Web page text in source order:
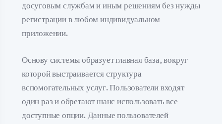
досуговым службам и иным решениям без нужды
регистрации в любом индивидуальном
приложении.
Основу системы образует главная база, вокруг
которой выстраивается структура
вспомогательных услуг. Пользователи входят
один раз и обретают шанс использовать все
доступные опции. Данные пользователей